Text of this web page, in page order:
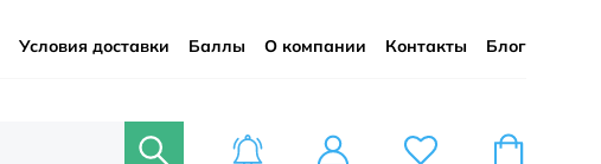
Условия доставки Баллы О компании Контакты Блог